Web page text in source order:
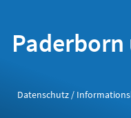
Datenschutz /